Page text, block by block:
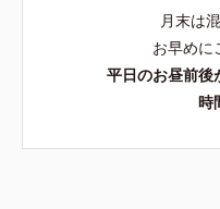
月末は
お早めに
平日のお昼前後
時